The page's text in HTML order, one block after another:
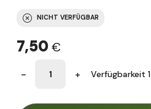
NICHT VERFÜGBAR
7,50€
Verfügbarkeit 1